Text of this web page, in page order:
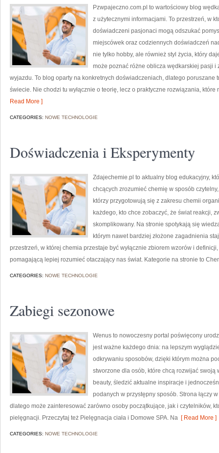
Pzwpajeczno.com.pl to wartościowy blog
z użytecznymi informacjami. To przestrzeń, w
doświadczeni pasjonaci mogą odszukać
miejscówek oraz codziennych doświadczeń
nie tylko hobby, ale również styl życia, który
może poznać różne oblicza wędkarskiej pasji
wyjazdu. To blog oparty na konkretnych doświadczeniach, dlatego poruszane
świecie. Nie chodzi tu wyłącznie o teorię, lecz o praktyczne rozwiązania,
Read More ]
CATEGORIES: NOWE TECHNOLOGIE
Doświadczenia i Eksperymenty
Zdajechemie.pl to aktualny blog edukacyjny,
chcących zrozumieć chemię w sposób
którzy przygotowują się z zakresu chemii
każdego, kto chce zobaczyć, że świat reakcji,
skomplikowany. Na stronie spotykają się
którym nawet bardziej złożone zagadnienia
przestrzeń, w której chemia przestaje być wyłącznie zbiorem wzorów i
pomagającą lepiej rozumieć otaczający nas świat. Kategorie na stronie to
CATEGORIES: NOWE TECHNOLOGIE
Zabiegi sezonowe
Wenus to nowoczesny portal poświęcony
jest ważne każdego dnia: na lepszym
odkrywaniu sposobów, dzięki którym można
stworzone dla osób, które chcą rozwijać
beauty, śledzić aktualne inspiracje i
podanych w przystępny sposób. Strona łączy
dlatego może zainteresować zarówno osoby początkujące, jak i czytelników,
pielęgnacji. Przeczytaj też Pielęgnacja ciała i Domowe SPA. Na [ Read More ]
CATEGORIES: NOWE TECHNOLOGIE